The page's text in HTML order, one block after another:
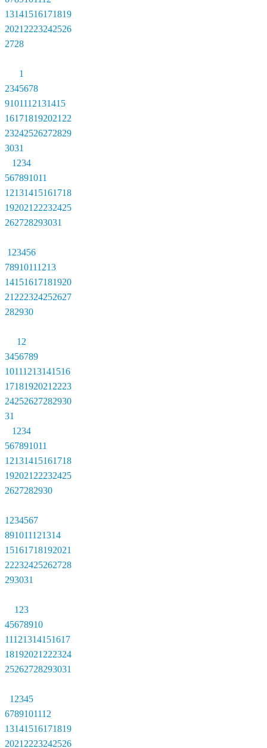
13141516171819
2021 2223242526
2728
1
2345678
9101112131415
161718192021 22
23242526272829
3031
1 234
567891011
12131415161718
192021 22232425
262728293031
1 23456
78910111213
14151617181920
21 222324252627
282930
1 2
3456789
10111213141516
1718192021 2223
24252627282930
31
1 234
567891011
12131415161718
192021 22232425
2627282930
1 234567
891011121314
15161718192021
22232425262728
293031
1 23
45678910
11121314151617
18192021 222324
25262728293031
1 2345
6789101112
13141516171819
2021 2223242526